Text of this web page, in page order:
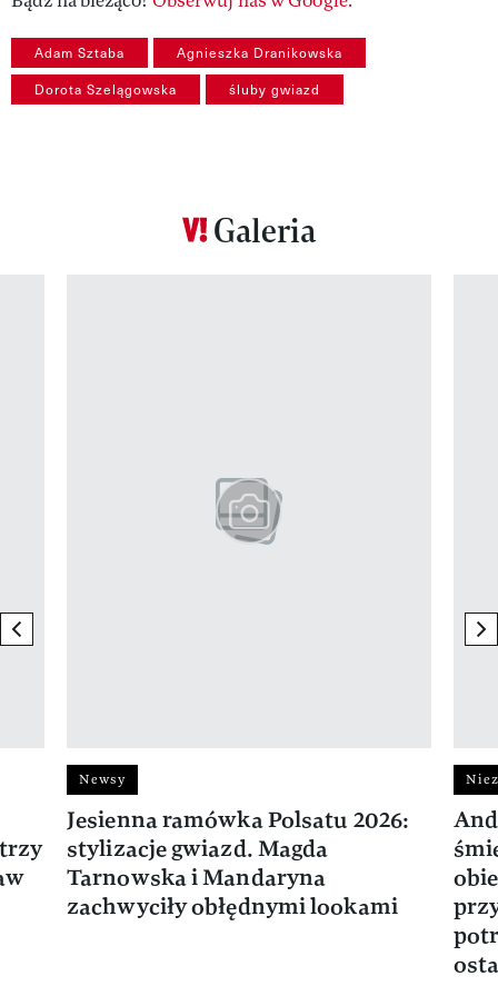
Adam Sztaba Agnieszka Dranikowska
Dorota Szelągowska śluby gwiazd
Galeria
previous element
Newsy
Jesienna ramówka Polsatu 2026:
stylizacje gwiazd. Magda
Tarnowska i Mandaryna
zachwyciły obłędnymi lookami